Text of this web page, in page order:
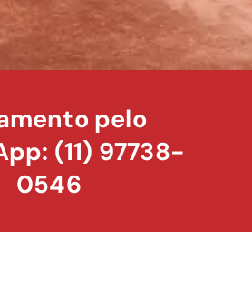
pelo
(11) 97738-
0546